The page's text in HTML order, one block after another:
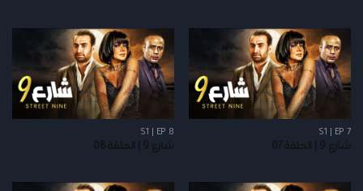
S1 | EP 7
شارع 9 | الحلقة 07
S1 | EP 8
شارع 9 | الحلقة 08